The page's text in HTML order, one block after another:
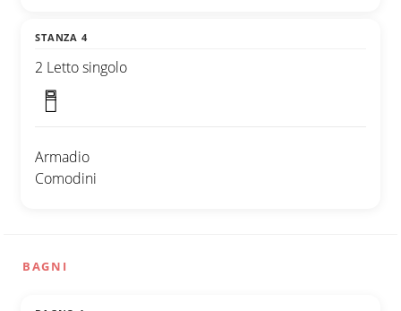
STANZA 4
2 Letto singolo
Armadio
Comodini
BAGNI